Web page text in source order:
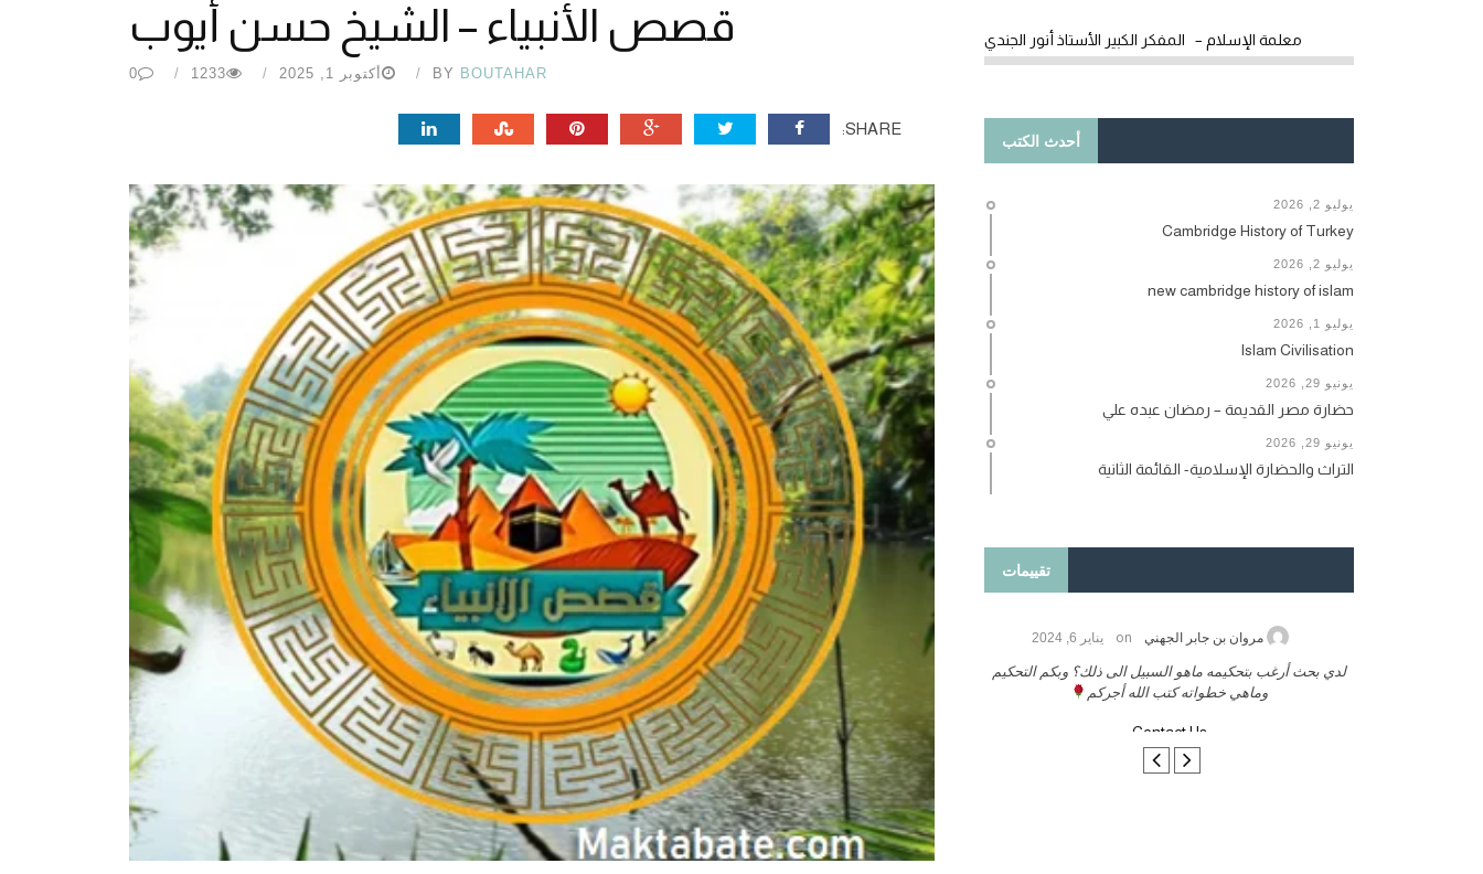
قصص الأنبياء – الشيخ حسن أيوب
BY BOUTAHAR أكتوبر 1, 2025 1233
0
SHARE:
معلمة الإسلام – المفكر الكبير الأستاذ أنور الجندي
أحدث الكتب
يوليو 2, 2026
Cambridge History of Turkey
يوليو 2, 2026
new cambridge history of islam
يوليو 1, 2026
Islam Civilisation
يونيو 29, 2026
حضارة مصر القديمة – رمضان عبده علي
يونيو 29, 2026
التراث والحضارة الإسلامية- القائمة الثانية
تقييمات
مروان بن جابر الجهني on يناير 6, 2024
لدي بحث أرغب بتحكيمه ماهو السبيل الى ذلك؟ وبكم التحكيم
وماهي خطواته كتب الله أجركم
Contact Us